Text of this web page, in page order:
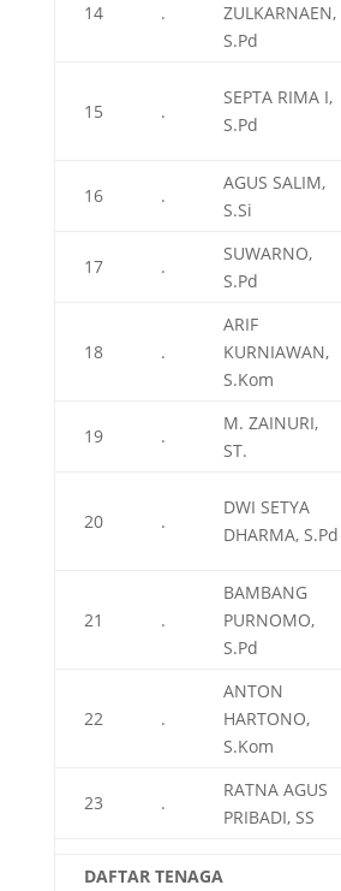
14 .
ZULKARNAEN,
S.Pd
15 .
SEPTA RIMA I,
S.Pd
16 .
AGUS SALIM,
S.Si
17 .
SUWARNO,
S.Pd
18 .
ARIF
KURNIAWAN,
S.Kom
19 .
M. ZAINURI,
ST.
20 .
DWI SETYA
DHARMA, S.Pd
21 .
BAMBANG
PURNOMO,
S.Pd
22 .
ANTON
HARTONO,
S.Kom
23 .
RATNA AGUS
PRIBADI, SS
DAFTAR TENAGA